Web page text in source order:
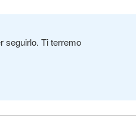
seguirlo. Ti terremo